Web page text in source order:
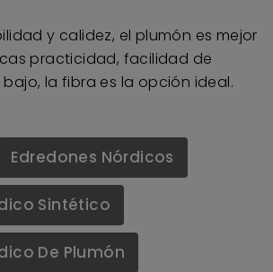
y calidez, el plumón es mejor
practicidad, facilidad de
la fibra es la opción ideal.
Edredones Nórdicos
Sintético
De Plumón